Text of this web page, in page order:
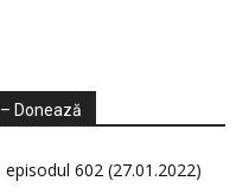
Donează